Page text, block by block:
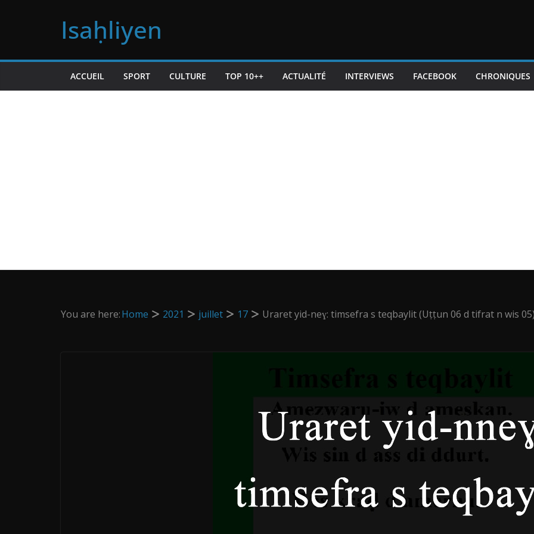
Isaḥliyen
ACCUEIL SPORT CULTURE TOP 10++ ACTUALITÉ INTERVIEWS FACEBOOK CHRONIQUES
You are here:Home 2021 juillet 17 Uraret yid-neɣ: timsefra s teqbaylit (Uṭṭun 06 d tifrat n wis